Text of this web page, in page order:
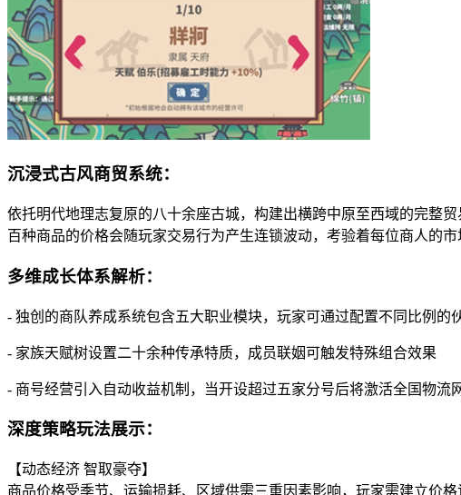
沉浸式古风商贸系统：
依托明代地理志复原的八十余座古城，构建出横跨中原至西域的完整
百种商品的价格会随玩家交易行为产生连锁波动，考验着每位商人的市
多维成长体系解析：
- 独创的商队养成系统包含五大职业模块，玩家可通过配置不同比例
- 家族天赋树设置二十余种传承特质，成员联姻可触发特殊组合效果
- 商号经营引入自动收益机制，当开设超过五家分号后将激活全国物流
深度策略玩法展示：
【动态经济 智取豪夺】
商品价格受季节、运输损耗、区域供需三重因素影响，玩家需建立价